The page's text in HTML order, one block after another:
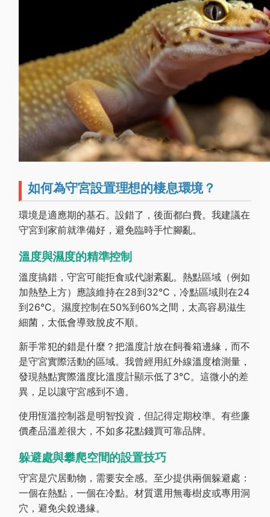
如何為守宮設置理想的棲息環境？
環境是適應期的基石。設錯了，後面都白費。我建議在
守宮到家前就準備好，避免臨時手忙腳亂。
溫度與濕度的精準控制
溫度搞錯，守宮可能拒食或代謝紊亂。熱點區域（例如
加熱墊上方）應該維持在28到32°C，冷點區域則在24
到26°C。濕度控制在50%到60%之間，太高容易滋生
細菌，太低會導致脫皮不順。
新手常犯的錯是什麼？把溫度計放在飼養箱邊緣，而不
是守宮實際活動的區域。我曾經用紅外線溫度槍測量，
發現熱點實際溫度比溫度計顯示低了3°C。這微小的差
異，足以讓守宮感到不適。
使用恆溫控制器是明智投資，但記得定期校準。有些廉
價產品溫差很大，不如多花點錢買可靠品牌。
躲避處與攀爬空間的設置技巧
守宮是穴居動物，需要安全感。至少提供兩個躲避處：
一個在熱點，一個在冷點。材質選用無毒樹皮或專用洞
穴，避免尖銳邊緣。